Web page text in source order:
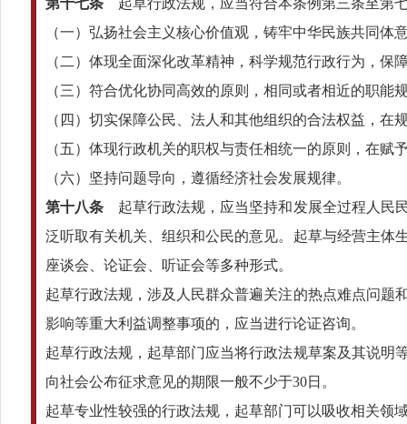
第十七条 起草行政法规，应当符合本条例第三条至第
（一）弘扬社会主义核心价值观，铸牢中华民族共同体
（二）体现全面深化改革精神，科学规范行政行为，
（三）符合优化协同高效的原则，相同或者相近的职
（四）切实保障公民、法人和其他组织的合法权益，
（五）体现行政机关的职权与责任相统一的原则，在
（六）坚持问题导向，遵循经济社会发展规律。
第十八条 起草行政法规，应当坚持和发展全过程人民
泛听取有关机关、组织和公民的意见。起草与经营主体
座谈会、论证会、听证会等多种形式。
起草行政法规，涉及人民群众普遍关注的热点难点问题
影响等重大利益调整事项的，应当进行论证咨询。
起草行政法规，起草部门应当将行政法规草案及其说明
向社会公布征求意见的期限一般不少于30日。
起草专业性较强的行政法规，起草部门可以吸收相关领